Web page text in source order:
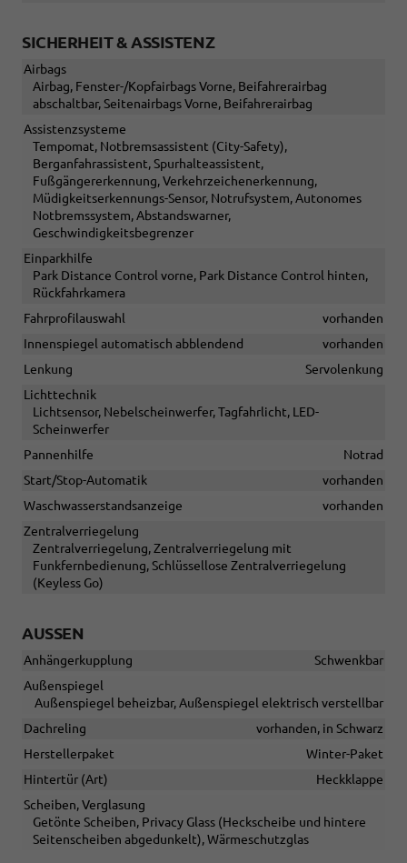
SICHERHEIT & ASSISTENZ
Airbags
Airbag, Fenster-/Kopfairbags Vorne, Beifahrerairbag
abschaltbar, Seitenairbags Vorne, Beifahrerairbag
Assistenzsysteme
Tempomat, Notbremsassistent (City-Safety),
Berganfahrassistent, Spurhalteassistent,
Fußgängererkennung, Verkehrzeichenerkennung,
Müdigkeitserkennungs-Sensor, Notrufsystem, Autonomes
Notbremssystem, Abstandswarner,
Geschwindigkeitsbegrenzer
Einparkhilfe
Park Distance Control vorne, Park Distance Control hinten,
Rückfahrkamera
Fahrprofilauswahl
vorhanden
Innenspiegel automatisch abblendend
vorhanden
Lenkung
Servolenkung
Lichttechnik
Lichtsensor, Nebelscheinwerfer, Tagfahrlicht, LED-
Scheinwerfer
Pannenhilfe
Notrad
Start/Stop-Automatik
vorhanden
Waschwasserstandsanzeige
vorhanden
Zentralverriegelung
Zentralverriegelung, Zentralverriegelung mit
Funkfernbedienung, Schlüssellose Zentralverriegelung
(Keyless Go)
AUSSEN
Anhängerkupplung
Schwenkbar
Außenspiegel
Außenspiegel beheizbar, Außenspiegel elektrisch verstellbar
Dachreling
vorhanden, in Schwarz
Herstellerpaket
Winter-Paket
Hintertür (Art)
Heckklappe
Scheiben, Verglasung
Getönte Scheiben, Privacy Glass (Heckscheibe und hintere
Seitenscheiben abgedunkelt), Wärmeschutzglas